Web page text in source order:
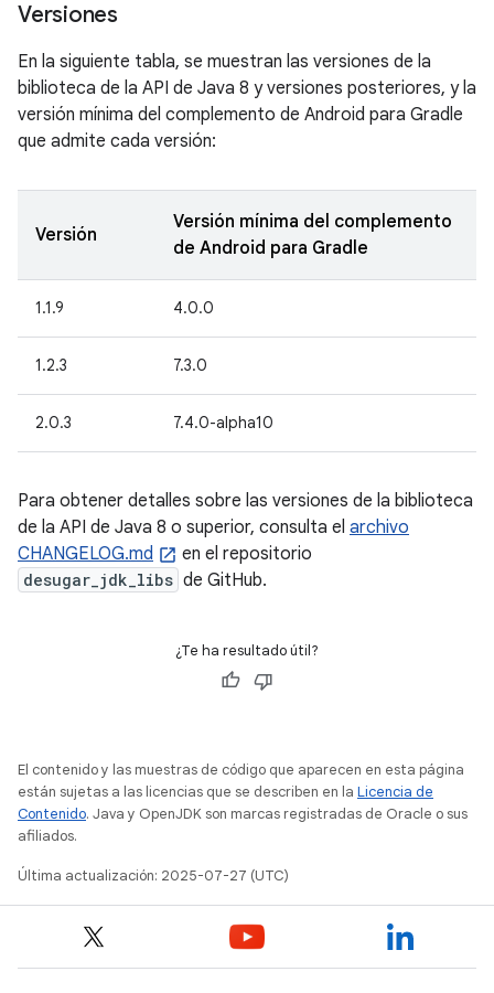
Versiones
En la siguiente tabla, se muestran las versiones de la
biblioteca de la API de Java 8 y versiones posteriores, y la
versión mínima del complemento de Android para Gradle
que admite cada versión:
Versión
Versión mínima del complemento
de Android para Gradle
1.1.9 4.0.0
1.2.3 7.3.0
2.0.3 7.4.0-alpha10
Para obtener detalles sobre las versiones de la biblioteca
de la API de Java 8 o superior, consulta el archivo
CHANGELOG.md
en el repositorio
desugar_jdk_libs de GitHub.
¿Te ha resultado útil?
El contenido y las muestras de código que aparecen en esta página
están sujetas a las licencias que se describen en la Licencia de
Contenido. Java y OpenJDK son marcas registradas de Oracle o sus
afiliados.
Última actualización: 2025-07-27 (UTC)